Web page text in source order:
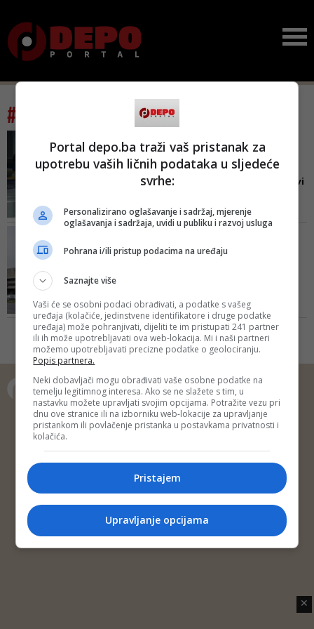
#tag: bht 1
'TAKOZVANOM'
Urednički kolegij BHT1
oglasio se o skandalu: Svi
Kolegij urednika BHT1 osuđuje
prijetnje upućene bilo kom našem
postoji, ustvrditi disciplinska
NOVINARE
Posebno je zabrinjavajuća
činjenica da je direktnim nalogom
direktorice BH radija 1 Pejke
Medić spriječeno objavljivanje
organizacije BHRT–a u četvrtak
22.marta, uz obrazloženje da je to
„manjinski sindikat“ sa kojim
menadžment ne prego...
Copyright © 2014 Depo Portal
Impressum
Kontakt Marketing
Privatnost korisnika
✕
Portal depo.ba traži vaš pristanak za
upotrebu vaših ličnih podataka u sljedeće
svrhe:
Personalizirano oglašavanje i sadržaj, mjerenje
oglašavanja i sadržaja, uvidi u publiku i razvoj usluga
Pohrana i/ili pristup podacima na uređaju
Saznajte više
Vaši će se osobni podaci obrađivati, a podatke s vašeg
uređaja (kolačiće, jedinstvene identifikatore i druge podatke
uređaja) može pohranjivati, dijeliti te im pristupati 241 partner
ili ih može upotrebljavati ova web-lokacija. Mi i naši partneri
možemo upotrebljavati precizne podatke o geolociranju.
Popis partnera.
Neki dobavljači mogu obrađivati vaše osobne podatke na
temelju legitimnog interesa. Ako se ne slažete s tim, u
nastavku možete upravljati svojim opcijama. Potražite vezu pri
dnu ove stranice ili na izborniku web-lokacije za upravljanje
pristankom ili povlačenje pristanka u postavkama privatnosti i
kolačića.
Pristajem
Upravljanje opcijama